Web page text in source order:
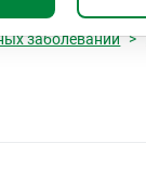
заболеваний